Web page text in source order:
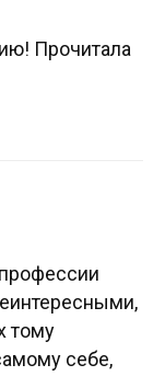
Прочитала
тому
себе,